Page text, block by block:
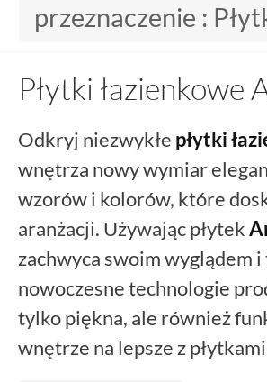
przeznaczenie :
Płytki łazienkowe
Odkryj niezwykłe płytki
wnętrza nowy wymiar
wzorów i kolorów, które
aranżacji. Używając płytek
zachwyca swoim wyglądem
nowoczesne technologie
tylko piękna, ale również
wnętrze na lepsze z płytkami